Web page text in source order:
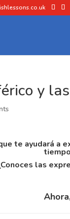
y
te ayudará a
las